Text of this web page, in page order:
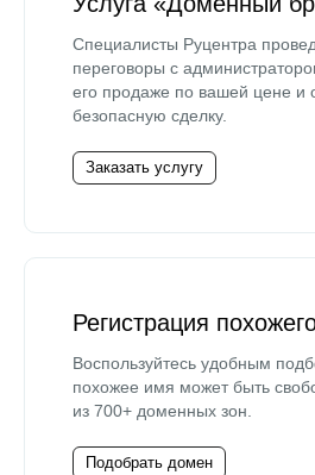
Специалисты Руцентра
переговоры с
его продаже по вашей цене и
безопасную сделку.
Заказать услугу
Регистрация
Воспользуйтесь удобным
похожее имя может быть
из 700+ доменных зон.
Подобрать домен